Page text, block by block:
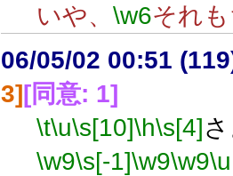
いや、 \w6それ
06/05/02 00:51
3][同意: 1]
\t\u\s[10]\h\s[4]
\w9\s[-1]\w9\w9\u